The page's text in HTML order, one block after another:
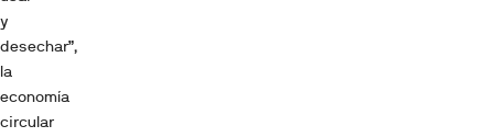
y
desechar”,
la
economía
circular